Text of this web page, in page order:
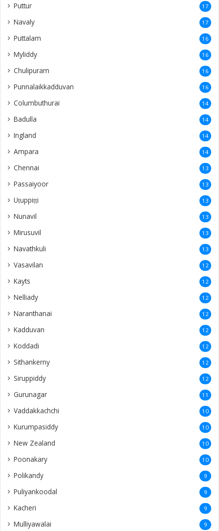
Puttur 17
Navaly 17
Puttalam 16
Myliddy 16
Chulipuram 16
Punnalaikkadduvan 16
Columbuthurai 14
Badulla 14
Ingland 14
Ampara 14
Chennai 13
Passaiyoor 13
Uṭuppiṭṭi 13
Nunavil 13
Mirusuvil 13
Navathkuli 13
Vasavilan 12
Kayts 12
Nelliady 12
Naranthanai 12
Kadduvan 12
Koddadi 12
Sithankerny 12
Siruppiddy 12
Gurunagar 11
Vaddakkachchi 10
Kurumpasiddy 10
New Zealand 10
Poonakary 10
Polikandy 9
Puliyankoodal 9
Kacheri 9
Mulliyawalai 9